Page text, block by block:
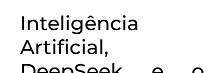
Inteligência
Artificial,